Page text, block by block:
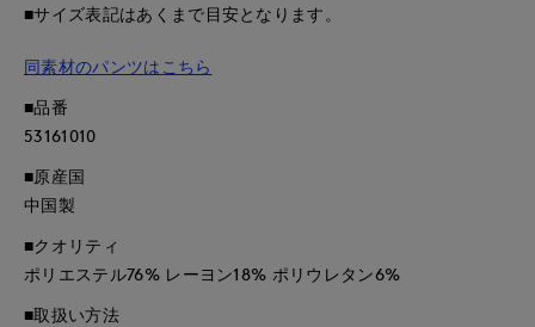
■サイズ表記はあくまで目安となります。
同素材のパンツはこちら
■品番
53161010
■原産国
中国製
■クオリティ
ポリエステル76% レーヨン18% ポリウレタン6%
■取扱い方法